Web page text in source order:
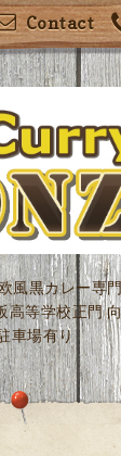
Contact
風黒カレー専
高等学校正門
車場有り